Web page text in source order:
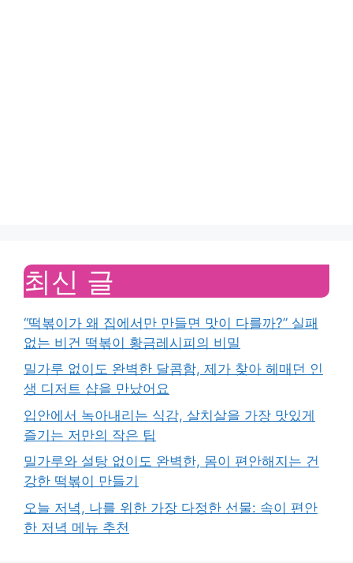
최신 글
“떡볶이가 왜 집에서만 만들면 맛이 다를까?” 실패
없는 비건 떡볶이 황금레시피의 비밀
밀가루 없이도 완벽한 달콤함, 제가 찾아 헤매던 인
생 디저트 샵을 만났어요
입안에서 녹아내리는 식감, 살치살을 가장 맛있게
즐기는 저만의 작은 팁
밀가루와 설탕 없이도 완벽한, 몸이 편안해지는 건
강한 떡볶이 만들기
오늘 저녁, 나를 위한 가장 다정한 선물: 속이 편안
한 저녁 메뉴 추천